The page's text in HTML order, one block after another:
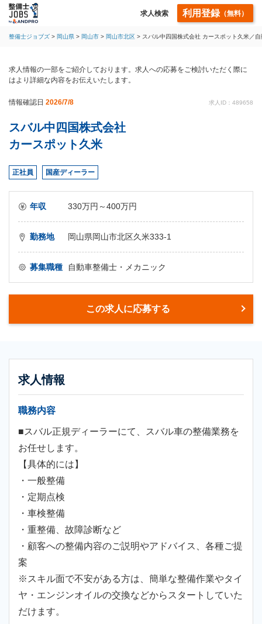
求人検索 利用登録（無料）
整備士ジョブズ 岡山県 岡山市 岡山市北区 スバル中四国株式会社 カースポット久米／
求人情報の一部をご紹介しております。求人への応募をご検討いただく際に
はより詳細な内容をお伝えいたします。
情報確認日 2026/7/8 求人ID：489658
スバル中四国株式会社
カースポット久米
正社員 国産ディーラー
年収 330万円～400万円
勤務地 岡山県岡山市北区久米333-1
募集職種 自動車整備士・メカニック
この求人に応募する
求人情報
職務内容
■スバル正規ディーラーにて、スバル車の整備業務を
お任せします。
【具体的には】
・一般整備
・定期点検
・車検整備
・重整備、故障診断など
・顧客への整備内容のご説明やアドバイス、各種ご提
案
※スキル面で不安がある方は、簡単な整備作業やタイ
ヤ・エンジンオイルの交換などからスタートしていた
だけます。